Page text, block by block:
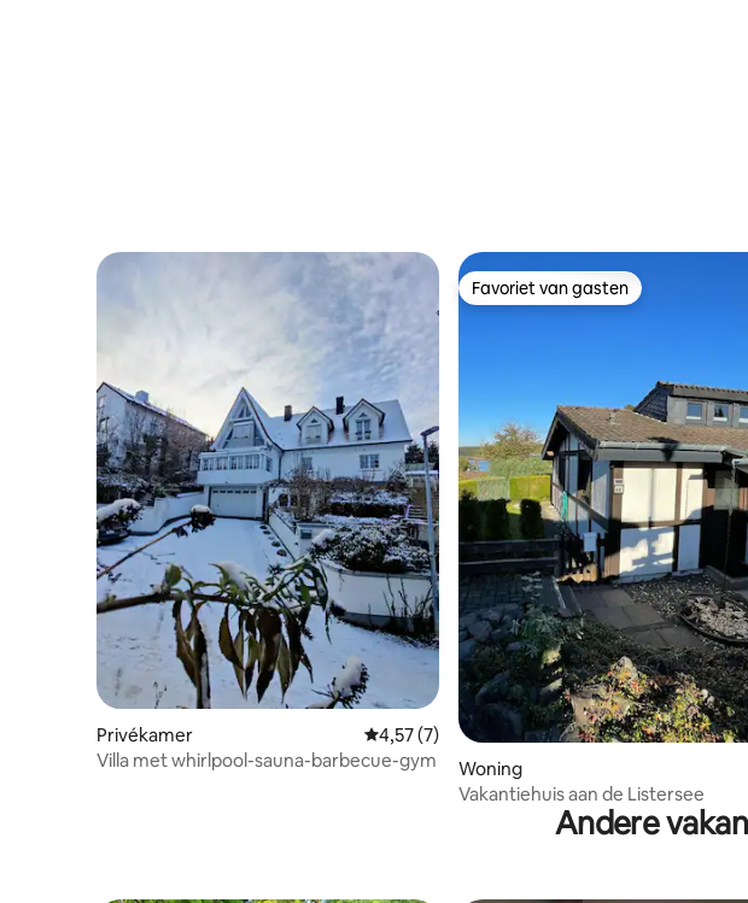
Privékamer Gemiddelde beoordeling van 4,57 uit 5, 7
4,57 (7)
Villa met whirlpool-sauna-barbecue-gym
Favoriet van gasten
Favoriet van gasten
Woning
Vakantiehuis aan de Listersee
Andere